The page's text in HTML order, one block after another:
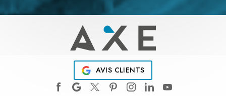
AVIS CLIENTS